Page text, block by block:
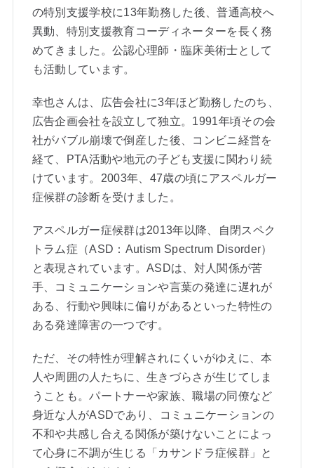
の特別支援学校に13年勤務した後、普通高校へ
異動、特別支援教育コーディネーターを長く務
めてきました。公認心理師・臨床美術士として
も活動しています。
幸也さんは、広告会社に3年ほど勤務したのち、
広告企画会社を設立して独立。1991年頃その会
社がバブル崩壊で倒産した後、コンビニ経営を
経て、PTA活動や地元の子ども支援に関わり続
けています。2003年、47歳の頃にアスペルガー
症候群の診断を受けました。
アスペルガー症候群は2013年以降、自閉スペク
トラム症（ASD：Autism Spectrum Disorder）
と表現されています。ASDは、対人関係が苦
手、コミュニケーションや言葉の発達に遅れが
ある、行動や興味に偏りがあるといった特性の
ある発達障害の一つです。
ただ、その特性が理解されにくいがゆえに、本
人や周囲の人たちに、生きづらさが生じてしま
うことも。パートナーや家族、職場の同僚など
身近な人がASDであり、コミュニケーションの
不和や共感し合える関係が築けないことによっ
て心身に不調が生じる「カサンドラ症候群」と